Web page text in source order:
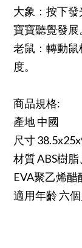
大象：按下
寶寶聽覺發展
老鼠：轉動
度。
商品規格:
產地 中國
尺寸
材質 ABS樹
EVA聚乙烯醋
適用年齡 六